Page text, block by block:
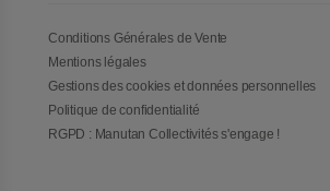
Conditions Générales de Vente
Mentions légales
Gestions des cookies et données personnelles
Politique de confidentialité
RGPD : Manutan Collectivités s'engage !